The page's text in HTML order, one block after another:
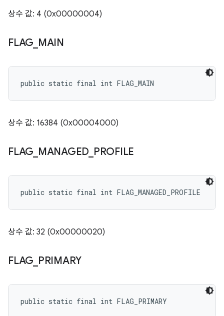
상수 값: 4 (0x00000004)
FLAG MAIN
public static final int FLAG_MAIN
상수 값: 16384 (0x00004000)
FLAG MANAGED PROFILE
public static final int FLAG_MANAGED_PROFILE
상수 값: 32 (0x00000020)
FLAG PRIMARY
public static final int FLAG_PRIMARY